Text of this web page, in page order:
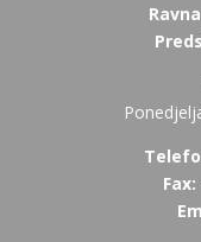
Fax: